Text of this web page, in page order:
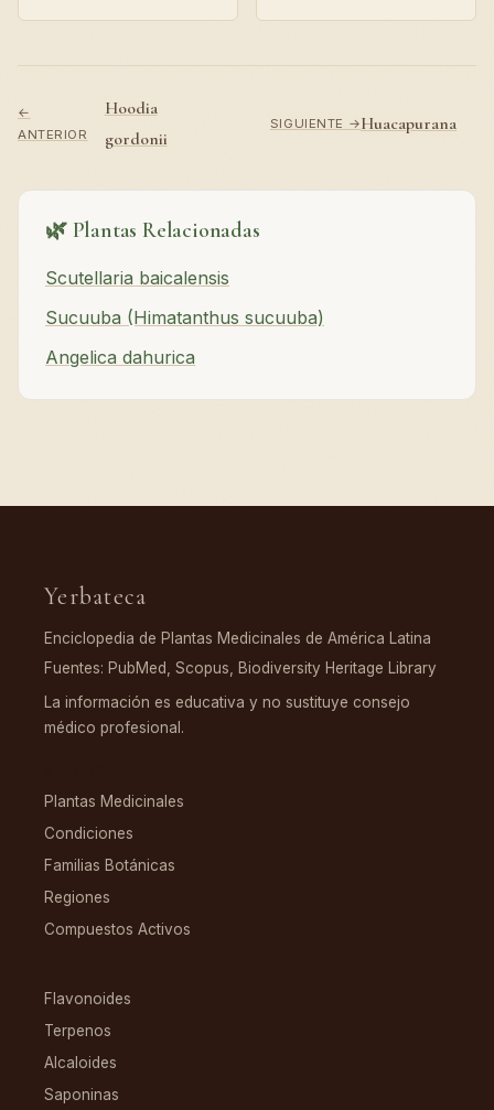
←
ANTERIOR
Hoodia
gordonii
SIGUIENTE →Huacapurana
🌿 Plantas Relacionadas
Scutellaria baicalensis
Sucuuba (Himatanthus sucuuba)
Angelica dahurica
Yerbateca
Enciclopedia de Plantas Medicinales de América Latina
Fuentes: PubMed, Scopus, Biodiversity Heritage Library
La información es educativa y no sustituye consejo
médico profesional.
Plantas Medicinales
Condiciones
Familias Botánicas
Regiones
Compuestos Activos
Flavonoides
Terpenos
Alcaloides
Saponinas